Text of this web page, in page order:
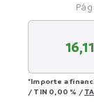
16,11
*Importe a
/ TIN 0,00 % /